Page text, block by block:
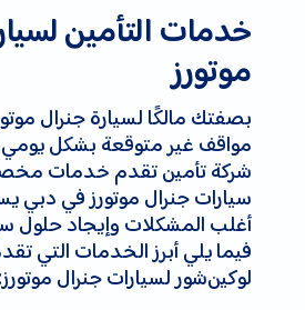
خدمات التأمين
موتورز
بصفتك مالكًا لسيارة جنرال
مواقف غير متوقعة بشكل يومي.
شركة تأمين تقدم خدمات
سيارات جنرال موتورز في
أغلب المشكلات وإيجاد حلول
فيما يلي أبرز الخدمات التي
لوکین‌شور لسيارات جنرال موتورز: